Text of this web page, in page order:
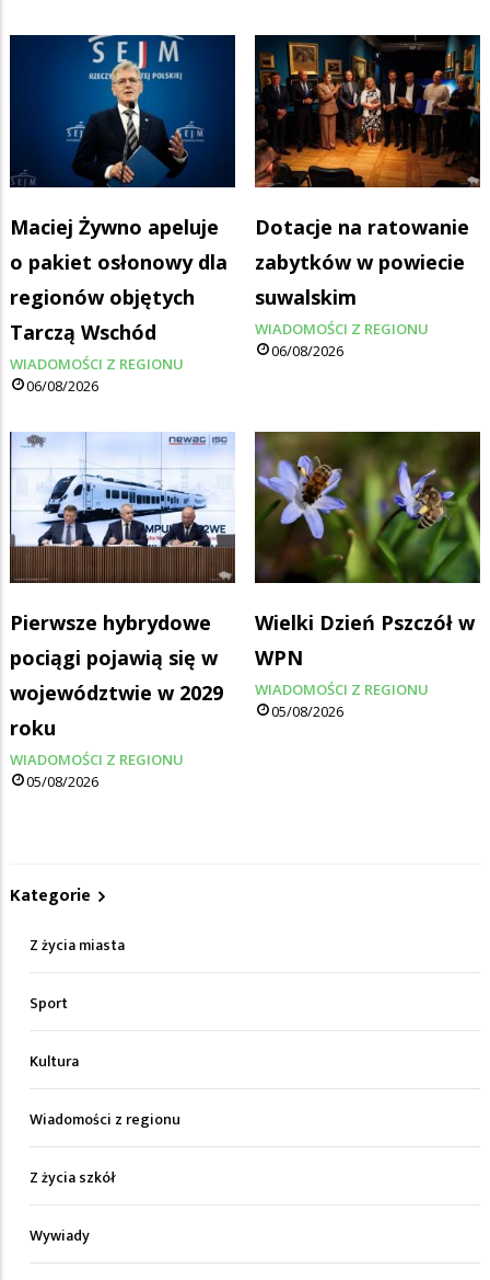
Maciej Żywno apeluje
o pakiet osłonowy dla
regionów objętych
Tarczą Wschód
WIADOMOŚCI Z REGIONU
06/08/2026
Dotacje na ratowanie
zabytków w powiecie
suwalskim
WIADOMOŚCI Z REGIONU
06/08/2026
Pierwsze hybrydowe
pociągi pojawią się w
województwie w 2029
roku
WIADOMOŚCI Z REGIONU
05/08/2026
Wielki Dzień Pszczół w
WPN
WIADOMOŚCI Z REGIONU
05/08/2026
Kategorie
Z życia miasta
Sport
Kultura
Wiadomości z regionu
Z życia szkół
Wywiady